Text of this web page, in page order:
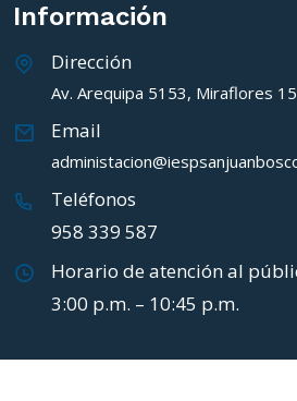
Información
Dirección
Av. Arequipa 5153, Miraflores
Email
Teléfonos
958 339 587
Horario de atención al
3:00 p.m. – 10:45 p.m.